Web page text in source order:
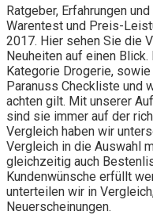
Ratgeber, Erfahrungen
Warentest und Preis-
2017. Hier sehen Sie die
Neuheiten auf einen
Kategorie Drogerie,
Paranuss Checkliste und
achten gilt. Mit unserer
sind sie immer auf der
Vergleich haben wir
Vergleich in die Auswahl
gleichzeitig auch
Kundenwünsche erfüllt
unterteilen wir in
Neuerscheinungen.